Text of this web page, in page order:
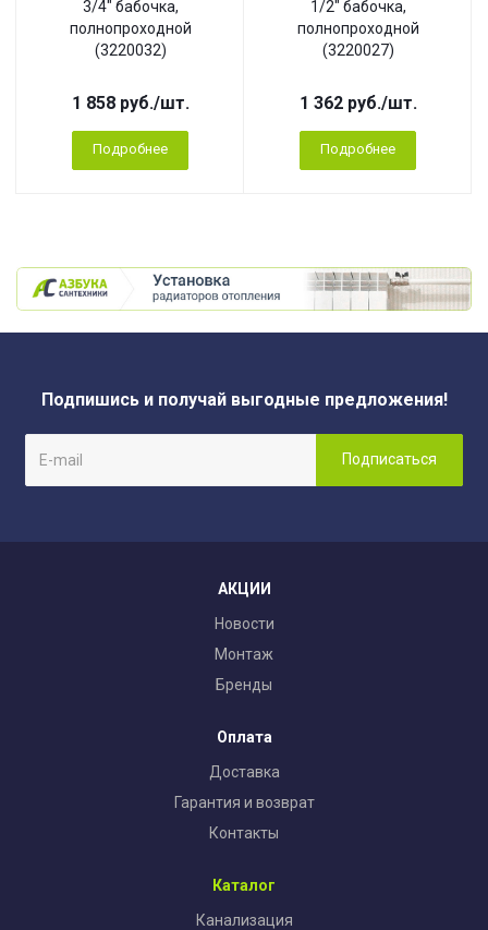
3/4" бабочка,
полнопроходной
(3220032)
1 858руб./шт.
Подробнее
1/2" бабочка,
полнопроходной
(3220027)
1 362руб./шт.
Подробнее
Подпишись и получай выгодные предложения!
АКЦИИ
Новости
Монтаж
Бренды
Оплата
Доставка
Гарантия и возврат
Контакты
Каталог
Канализация